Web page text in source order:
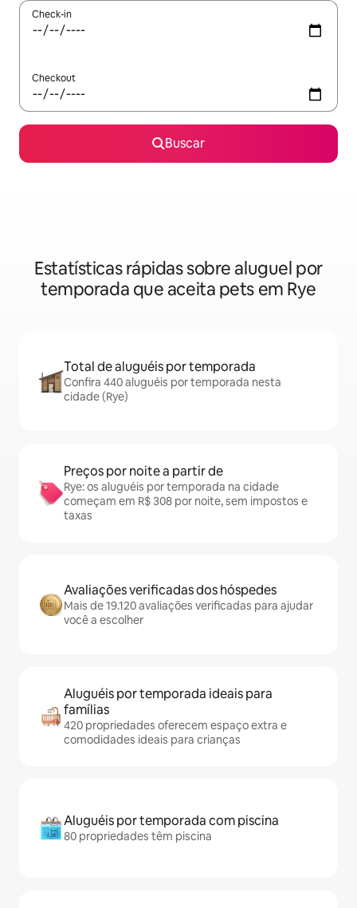
Check-in
Checkout
Buscar
Estatísticas rápidas sobre aluguel por
temporada que aceita pets em Rye
Total de aluguéis por temporada
Confira 440 aluguéis por temporada nesta
cidade (Rye)
Preços por noite a partir de
Rye: os aluguéis por temporada na cidade
começam em R$ 308 por noite, sem impostos e
taxas
Avaliações verificadas dos hóspedes
Mais de 19.120 avaliações verificadas para ajudar
você a escolher
Aluguéis por temporada ideais para
famílias
420 propriedades oferecem espaço extra e
comodidades ideais para crianças
Aluguéis por temporada com piscina
80 propriedades têm piscina